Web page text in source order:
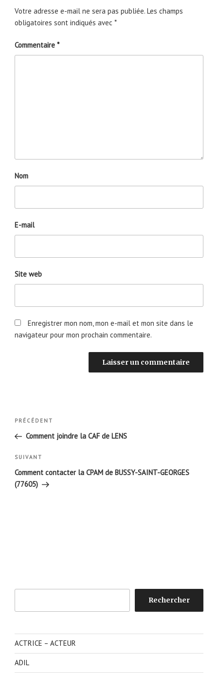
Votre adresse e-mail ne sera pas publiée. Les champs
obligatoires sont indiqués avec *
Commentaire *
Nom
E-mail
Site web
Enregistrer mon nom, mon e-mail et mon site dans le
navigateur pour mon prochain commentaire.
Navigation
l’article
Article
précédent
PRÉCÉDENT
Comment joindre la CAF de LENS
Article
suivant
SUIVANT
Comment contacter la CPAM de BUSSY-SAINT-GEORGES
(77605)
Rechercher
ACTRICE – ACTEUR
ADIL